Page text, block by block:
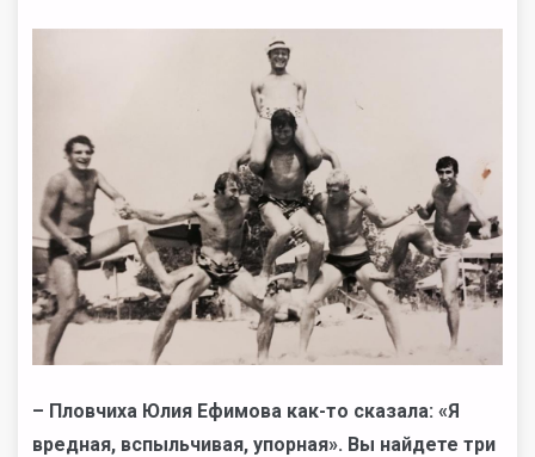
– Пловчиха Юлия Ефимова как-то сказала: «Я
вредная, вспыльчивая, упорная». Вы найдете три